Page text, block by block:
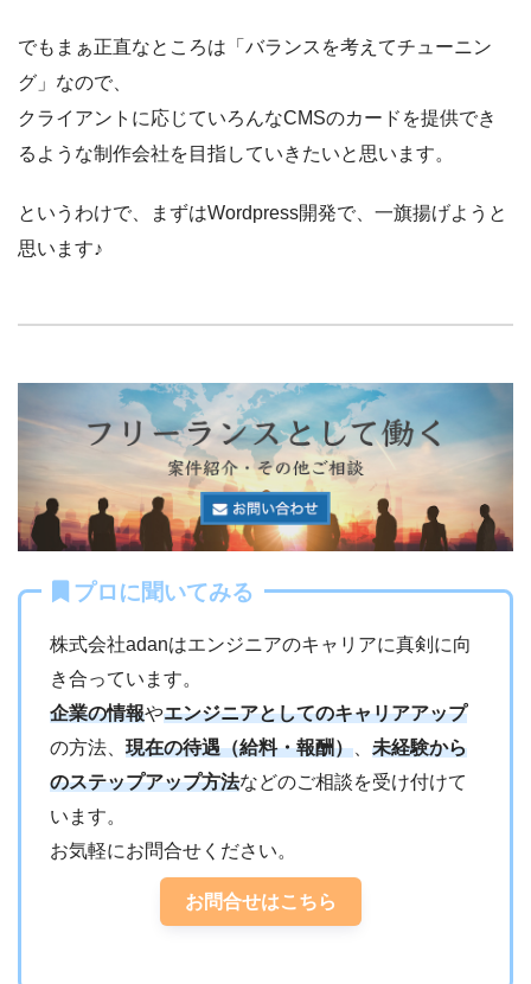
でもまぁ正直なところは「バランスを考えてチューニン
グ」なので、
クライアントに応じていろんなCMSのカードを提供でき
るような制作会社を目指していきたいと思います。
というわけで、まずはWordpress開発で、一旗揚げようと
思います♪
プロに聞いてみる
株式会社adanはエンジニアのキャリアに真剣に向
き合っています。
企業の情報やエンジニアとしてのキャリアアップ
の方法、 現在の待遇（給料・報酬）
未経験から
のステップアップ方法などのご相談を受け付けて
います。
お気軽にお問合せください。
お問合せはこちら